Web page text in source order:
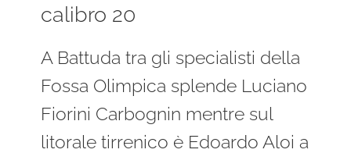
calibro 20
A Battuda tra gli specialisti della
Fossa Olimpica splende Luciano
Fiorini Carbognin mentre sul
litorale tirrenico è Edoardo Aloi a